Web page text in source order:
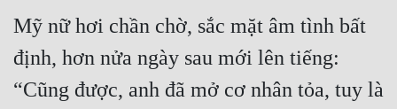
Mỹ nữ hơi chần chờ, sắc mặt âm tình bất
định, hơn nửa ngày sau mới lên tiếng:
“Cũng được, anh đã mở cơ nhân tỏa, tuy là